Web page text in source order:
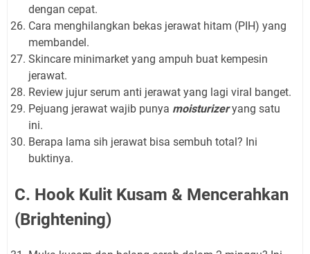
dengan cepat.
Cara menghilangkan bekas jerawat hitam (PIH) yang
membandel.
Skincare minimarket yang ampuh buat kempesin
jerawat.
Review jujur serum anti jerawat yang lagi viral banget.
Pejuang jerawat wajib punya moisturizeryang satu
ini.
Berapa lama sih jerawat bisa sembuh total? Ini
buktinya.
C. Hook Kulit Kusam & Mencerahkan
(Brightening)